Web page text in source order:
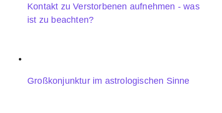
Kontakt zu Verstorbenen aufnehmen - was
ist zu beachten?
Großkonjunktur im astrologischen Sinne